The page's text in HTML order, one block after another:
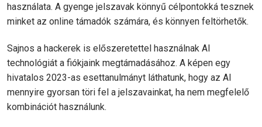
használata. A gyenge jelszavak könnyű célpontokká tesznek
minket az online támadók számára, és könnyen feltörhetők.
Sajnos a hackerek is előszeretettel használnak AI
technológiát a fiókjaink megtámadásához. A képen egy
hivatalos 2023-as esettanulmányt láthatunk, hogy az AI
mennyire gyorsan töri fel a jelszavainkat, ha nem megfelelő
kombinációt használunk.